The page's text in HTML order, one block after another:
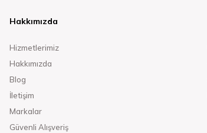
Hakkımızda
Hizmetlerimiz
Hakkımızda
Blog
İletişim
Markalar
Güvenli Alışveriş